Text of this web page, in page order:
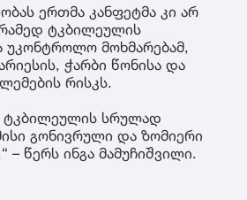
ერთმა კანფეტმა კი არ
ტკბილეულის
მოხმარებამ,
ჭარბი წონისა და
რისკს.
ტკბილეულის სრულად
გონივრული და ზომიერი
– წერს ინგა მამუჩიშვილი.